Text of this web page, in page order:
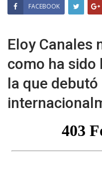
FACEBOOK
Eloy Canales
como ha sido
la que debutó